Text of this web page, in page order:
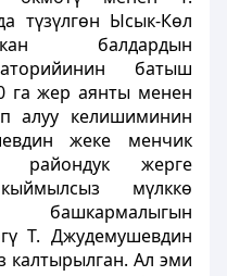
түзүлгөн Ысык-Көл
балдардын
батыш
га жер аянты менен
алуу келишиминин
жеке менчик
райондук жерге
мүлккө
Т. Джудемушевдин
калтырылган. Ал эми